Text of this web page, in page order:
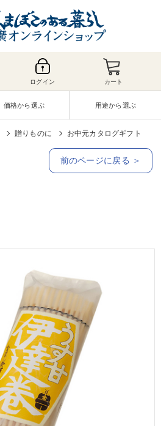
ログイン カート
価格から選ぶ 用途から選ぶ
贈りものに お中元カタログギフト
前のページに戻る ＞